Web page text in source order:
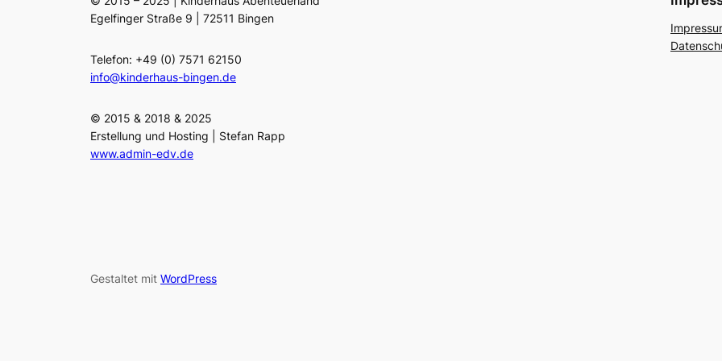
Egelfinger Straße 9 | 72511 Bingen
Telefon: +49 (0) 7571 62150
info@kinderhaus-bingen.de
© 2015 & 2018 & 2025
Erstellung und Hosting | Stefan Rapp
www.admin-edv.de
Gestaltet mit WordPress